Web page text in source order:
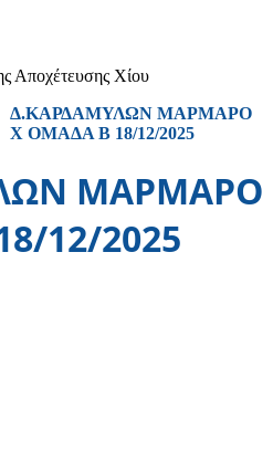
Αποχέτευσης Χίου
Δ.ΚΑΡΔΑΜΥΛΩΝ ΜΑΡΜΑΡΟ
Χ ΟΜΑΔΑ Β 18/12/2025
ΜΑΡΜΑΡΟ
12/2025